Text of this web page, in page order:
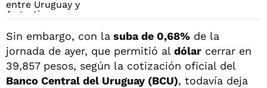
Sin embargo, con la suba de 0,68% de la
jornada de ayer, que permitió al dólar cerrar en
39,857 pesos, según la cotización oficial del
Banco Central del Uruguay (BCU), todavía deja